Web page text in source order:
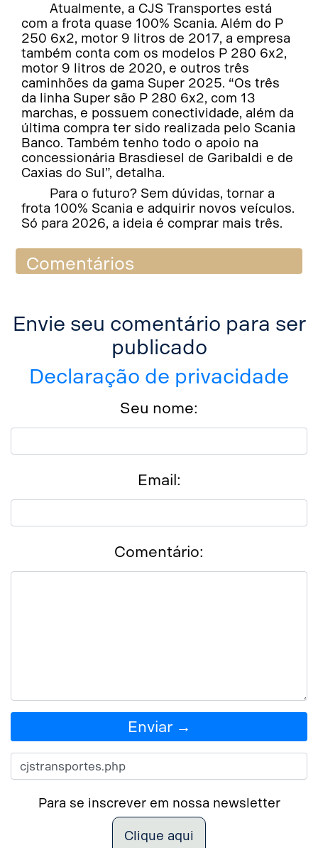
Atualmente, a CJS Transportes está
com a frota quase 100% Scania. Além do P
250 6x2, motor 9 litros de 2017, a empresa
também conta com os modelos P 280 6x2,
motor 9 litros de 2020, e outros três
caminhões da gama Super 2025. “Os três
da linha Super são P 280 6x2, com 13
marchas, e possuem conectividade, além da
última compra ter sido realizada pelo Scania
Banco. Também tenho todo o apoio na
concessionária Brasdiesel de Garibaldi e de
Caxias do Sul”, detalha.
Para o futuro? Sem dúvidas, tornar a
frota 100% Scania e adquirir novos veículos.
Só para 2026, a ideia é comprar mais três.
Comentários
Envie seu comentário para ser
publicado
Declaração de privacidade
Seu nome:
Email:
Comentário:
Enviar →
Para se inscrever em nossa newsletter
Clique aqui